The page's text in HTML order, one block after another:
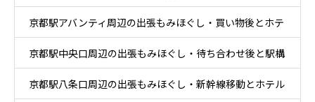
京都駅アバンティ周辺の出張もみほぐし・買い物後とホテ
ル休息ケア
京都駅中央口周辺の出張もみほぐし・待ち合わせ後と駅構
内移動ケア
京都駅八条口周辺の出張もみほぐし・新幹線移動とホテル